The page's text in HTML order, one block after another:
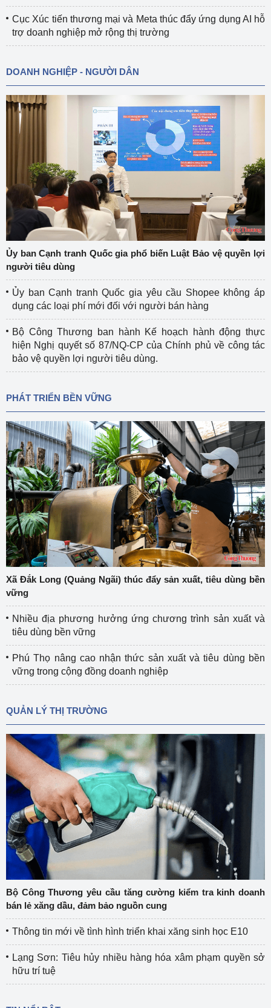
Cục Xúc tiến thương mại và Meta thúc đẩy ứng dụng AI hỗ
trợ doanh nghiệp mở rộng thị trường
DOANH NGHIỆP - NGƯỜI DÂN
Ủy ban Cạnh tranh Quốc gia phổ biến Luật Bảo vệ quyền lợi
người tiêu dùng
Ủy ban Cạnh tranh Quốc gia yêu cầu Shopee không áp
dụng các loại phí mới đối với người bán hàng
Bộ Công Thương ban hành Kế hoạch hành động thực
hiện Nghị quyết số 87/NQ-CP của Chính phủ về công tác
bảo vệ quyền lợi người tiêu dùng.
PHÁT TRIỂN BỀN VỮNG
Xã Đắk Long (Quảng Ngãi) thúc đẩy sản xuất, tiêu dùng bền
vững
Nhiều địa phương hưởng ứng chương trình sản xuất và
tiêu dùng bền vững
Phú Thọ nâng cao nhận thức sản xuất và tiêu dùng bền
vững trong cộng đồng doanh nghiệp
QUẢN LÝ THỊ TRƯỜNG
Bộ Công Thương yêu cầu tăng cường kiểm tra kinh doanh
bán lẻ xăng dầu, đảm bảo nguồn cung
Thông tin mới về tình hình triển khai xăng sinh học E10
Lạng Sơn: Tiêu hủy nhiều hàng hóa xâm phạm quyền sở
hữu trí tuệ